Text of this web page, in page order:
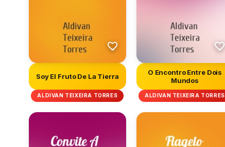
Soy El Fruto De La Tierra
ALDIVAN TEIXEIRA TORRES
O Encontro Entre Dois
Mundos
ALDIVAN TEIXEIRA TORRES